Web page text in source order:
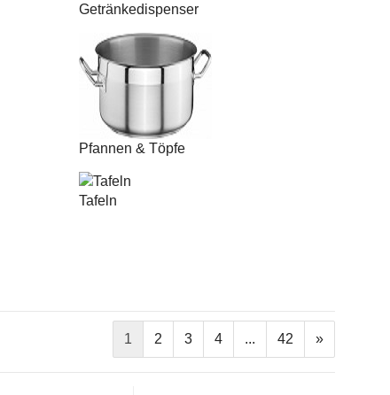
Getränkedispenser
Pfannen & Töpfe
Tafeln
1 2 3 4 ... 42 »